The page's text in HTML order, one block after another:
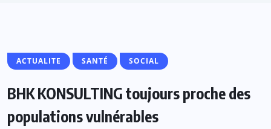
ACTUALITE SANTÉ SOCIAL
BHK KONSULTING toujours proche des
populations vulnérables